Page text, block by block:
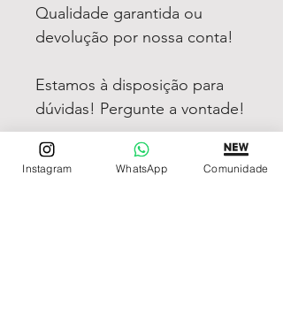
Qualidade garantida ou
devolução por nossa conta!
Estamos à disposição para
dúvidas! Pergunte a vontade!
Instagram WhatsApp Comunidade